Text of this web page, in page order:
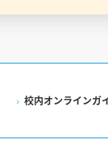
校内オンラインガ